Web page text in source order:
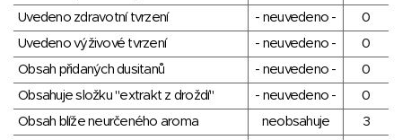
Uvedeno zdravotní tvrzení
- neuvedeno -
0
Uvedeno výživové tvrzení
- neuvedeno -
0
Obsah přidaných dusitanů
- neuvedeno -
0
Obsahuje složku "extrakt z droždí"
- neuvedeno -
0
Obsah blíže neurčeného aroma
neobsahuje
3